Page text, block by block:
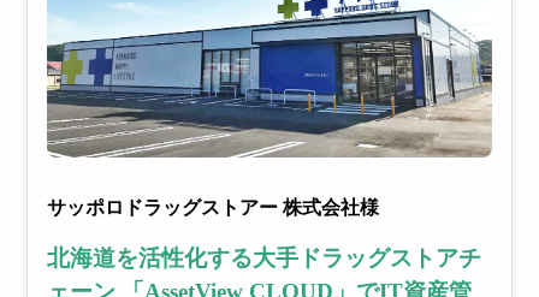
サッポロドラッグストアー 株式会社様
北海道を活性化する大手ドラッグストアチ
ェーン 「AssetView CLOUD」でIT資産管